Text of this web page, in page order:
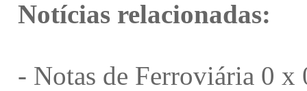
Notícias relacionadas:
- Notas de Ferroviária 0 x